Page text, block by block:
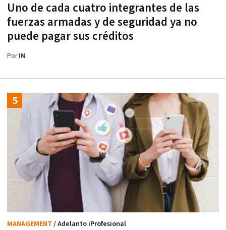
Uno de cada cuatro integrantes de las
fuerzas armadas y de seguridad ya no
puede pagar sus créditos
PorIM
MANAGEMENT / Adelanto iProfesional